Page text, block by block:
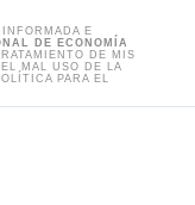
E
DE ECONOMÍA
DE MIS
MAL USO DE LA
PARA EL